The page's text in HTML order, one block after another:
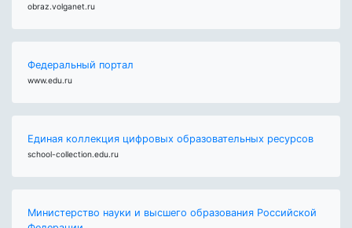
obraz.volganet.ru
Федеральный портал
www.edu.ru
Единая коллекция цифровых образовательных ресурсов
school-collection.edu.ru
Министерство науки и высшего образования Российской